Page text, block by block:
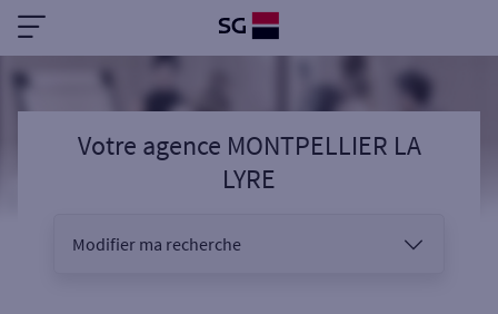
Votre agence MONTPELLIER LA
LYRE
Modifier ma recherche